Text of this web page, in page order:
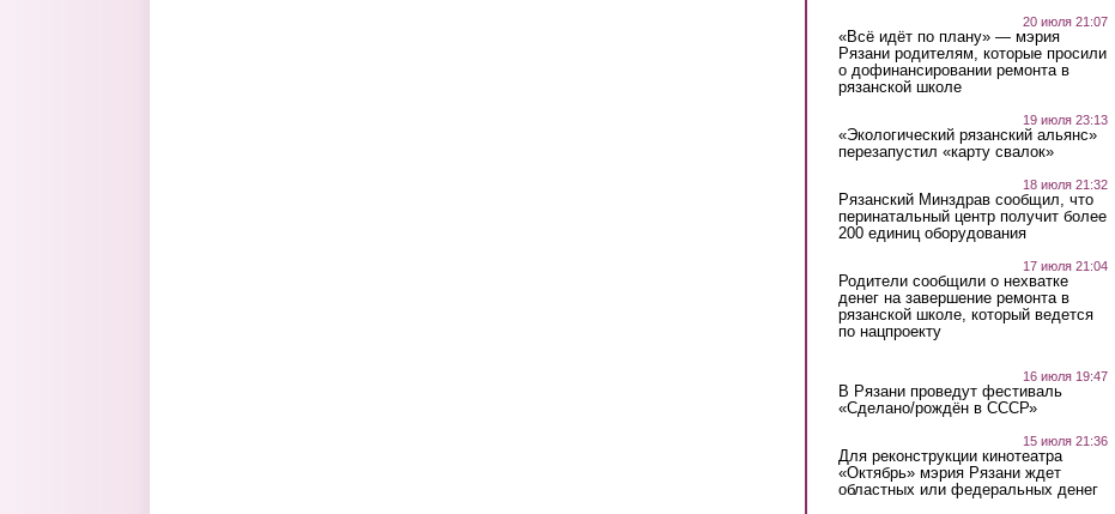
20 июля 21:07
«Всё идёт по плану» — мэрия
Рязани родителям, которые просили
о дофинансировании ремонта в
рязанской школе
19 июля 23:13
«Экологический рязанский альянс»
перезапустил «карту свалок»
18 июля 21:32
Рязанский Минздрав сообщил, что
перинатальный центр получит более
200 единиц оборудования
17 июля 21:04
Родители сообщили о нехватке
денег на завершение ремонта в
рязанской школе, который ведется
по нацпроекту
16 июля 19:47
В Рязани проведут фестиваль
«Сделано/рождён в СССР»
15 июля 21:36
Для реконструкции кинотеатра
«Октябрь» мэрия Рязани ждет
областных или федеральных денег